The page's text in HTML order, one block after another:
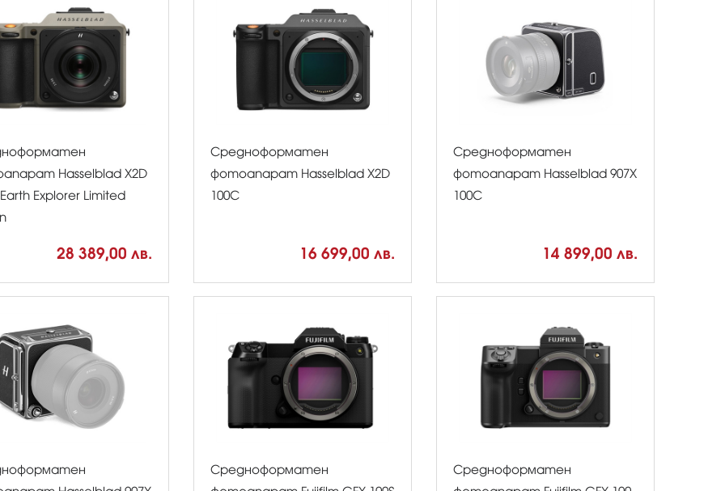
Hasselblad X2D
Explorer Limited
28 389,00 лв.
Средноформатен
фотоапарат Hasselblad X2D
100C
16 699,00 лв.
Средноформатен
фотоапарат Hasselblad 907X
100C
14 899,00 лв.
Средноформатен
Средноформатен